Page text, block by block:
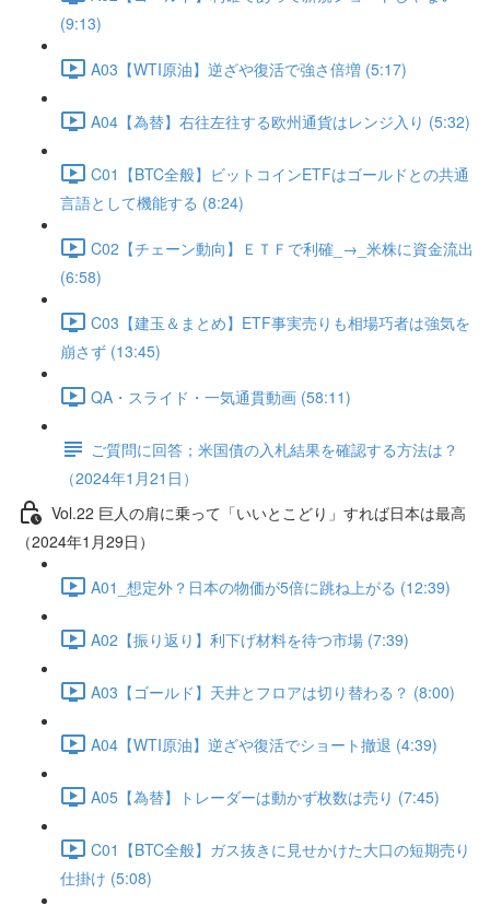
(9:13)
A03【WTI原油】逆ざや復活で強さ倍増 (5:17)
A04【為替】右往左往する欧州通貨はレンジ入り (5:32)
C01【BTC全般】ビットコインETFはゴールドとの共通
言語として機能する (8:24)
C02【チェーン動向】ＥＴＦで利確_→_米株に資金流出
(6:58)
C03【建玉＆まとめ】ETF事実売りも相場巧者は強気を
崩さず (13:45)
QA・スライド・一気通貫動画 (58:11)
ご質問に回答；米国債の入札結果を確認する方法は？
（2024年1月21日）
Vol.22 巨人の肩に乗って「いいとこどり」すれば日本は最高
（2024年1月29日）
A01_想定外？日本の物価が5倍に跳ね上がる (12:39)
A02【振り返り】利下げ材料を待つ市場 (7:39)
A03【ゴールド】天井とフロアは切り替わる？ (8:00)
A04【WTI原油】逆ざや復活でショート撤退 (4:39)
A05【為替】トレーダーは動かず枚数は売り (7:45)
C01【BTC全般】ガス抜きに見せかけた大口の短期売り
仕掛け (5:08)